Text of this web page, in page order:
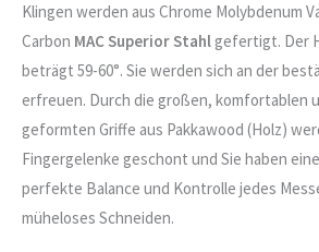
Klingen werden aus Chrome Molybdenum
Carbon MAC Superior Stahlgefertigt. Der
beträgt 59-60°. Sie werden sich an der
erfreuen. Durch die großen, komfortablen
geformten Griffe aus Pakkawood (Holz)
Fingergelenke geschont und Sie haben
perfekte Balance und Kontrolle jedes
müheloses Schneiden.